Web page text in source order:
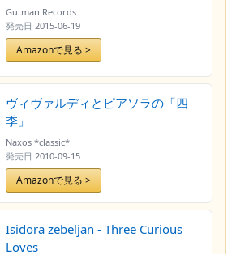
Gutman Records
発売日 2015-06-19
Amazonで見る >
ヴィヴァルディとピアソラの「四
季」
Naxos *classic*
発売日 2010-09-15
Amazonで見る >
Isidora zebeljan - Three Curious
Loves